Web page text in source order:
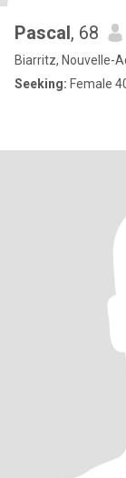
Pascal, 68
Biarritz, Nouvelle-
Seeking: Female